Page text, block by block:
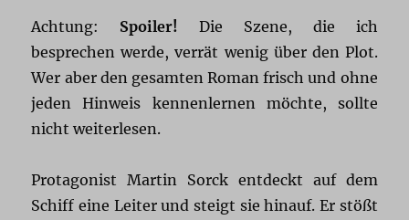
Achtung: Spoiler! Die Szene, die ich
besprechen werde, verrät wenig über den Plot.
Wer aber den gesamten Roman frisch und ohne
jeden Hinweis kennenlernen möchte, sollte
nicht weiterlesen.
Protagonist Martin Sorck entdeckt auf dem
Schiff eine Leiter und steigt sie hinauf. Er stößt